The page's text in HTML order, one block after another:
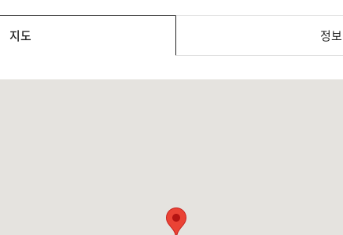
지도 정보